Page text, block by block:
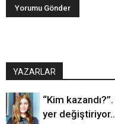
YAZARLAR
“Kim
yer